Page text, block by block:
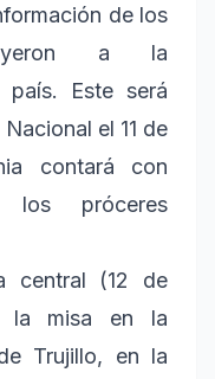
de los
a la
país. Este será
el 11 de
contará con
los próceres
central (12 de
la misa en la
Trujillo, en la